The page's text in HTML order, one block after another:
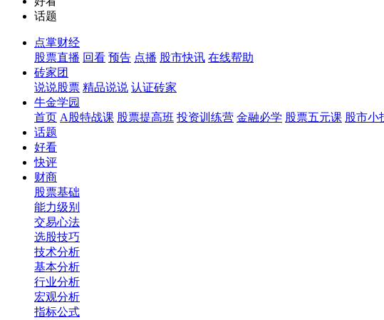
话题
点掌财经
股票直播 回看 预告 点播 股市快讯 在线帮助
砖家团
说说股票 精品说说 认证砖家
牛金学园
首页 A股特战课 股票提高班 投资训练营 金融必学 股票五元课 股市小
话题
好看
快评
财商
股票基础
能力级别
交易心法
选股技巧
技术分析
基本分析
行业分析
宏观分析
指标公式